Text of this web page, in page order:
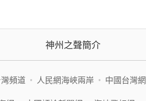
神州之聲簡介
頻道 • 人民網海峽兩岸 • 中國台灣網